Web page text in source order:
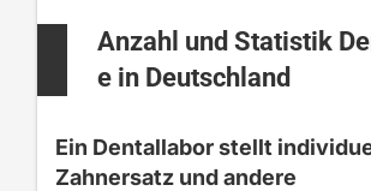
Anzahl und Statistik
e in Deutschland
Ein Dentallabor stellt
Zahnersatz und andere